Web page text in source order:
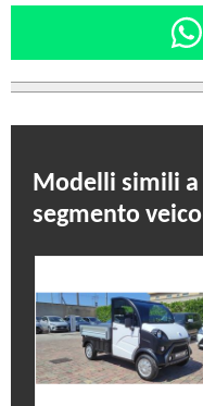
Modelli simili a
segmento